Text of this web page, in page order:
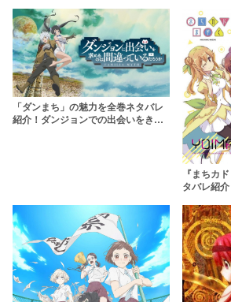
「ダンまち」の魅力を全巻ネタバレ
紹介！ダンジョンでの出会いをきっ
『まちカ
タバレ紹